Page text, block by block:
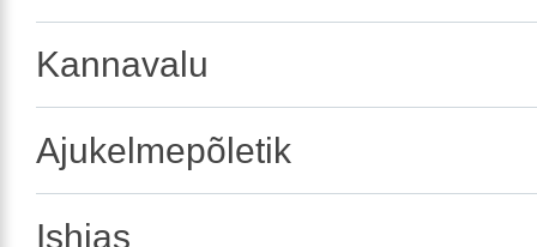
Kannavalu
Ajukelmepõletik
Ishias